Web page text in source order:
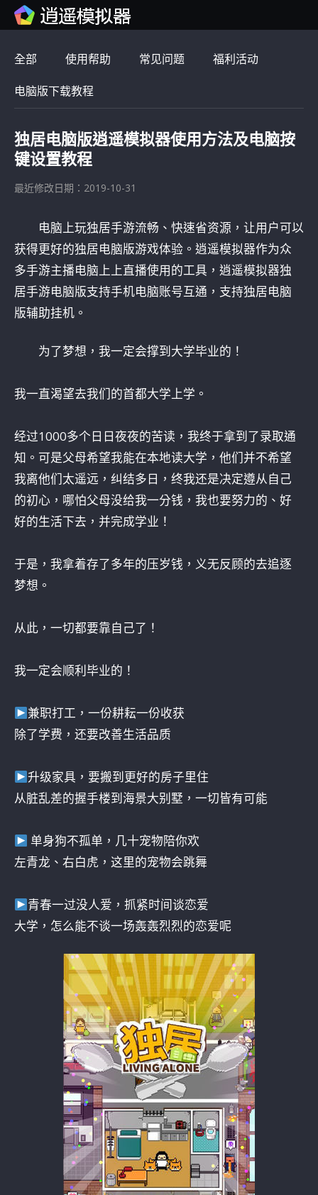
全部 使用帮助 常见问题 福利活动
电脑版下载教程
独居电脑版逍遥模拟器使用方法及电脑按
键设置教程
最近修改日期：2019-10-31
电脑上玩独居手游流畅、快速省资源，让用户可以
获得更好的独居电脑版游戏体验。逍遥模拟器作为众
多手游主播电脑上上直播使用的工具，逍遥模拟器独
居手游电脑版支持手机电脑账号互通，支持独居电脑
版辅助挂机。
为了梦想，我一定会撑到大学毕业的！
我一直渴望去我们的首都大学上学。
经过1000多个日日夜夜的苦读，我终于拿到了录取通
知。可是父母希望我能在本地读大学，他们并不希望
我离他们太遥远，纠结多日，终我还是决定遵从自己
的初心，哪怕父母没给我一分钱，我也要努力的、好
好的生活下去，并完成学业！
于是，我拿着存了多年的压岁钱，义无反顾的去追逐
梦想。
从此，一切都要靠自己了！
我一定会顺利毕业的！
兼职打工，一份耕耘一份收获
除了学费，还要改善生活品质
升级家具，要搬到更好的房子里住
从脏乱差的握手楼到海景大别墅，一切皆有可能
单身狗不孤单，几十宠物陪你欢
左青龙、右白虎，这里的宠物会跳舞
青春一过没人爱，抓紧时间谈恋爱
大学，怎么能不谈一场轰轰烈烈的恋爱呢